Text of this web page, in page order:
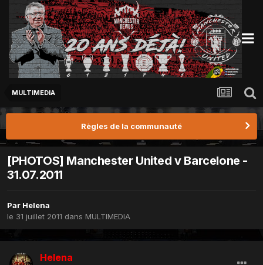
MULTIMEDIA
Règles de la communauté
[PHOTOS] Manchester United v Barcelone -
31.07.2011
Par Helena
le 31 juillet 2011 dans MULTIMEDIA
Helena